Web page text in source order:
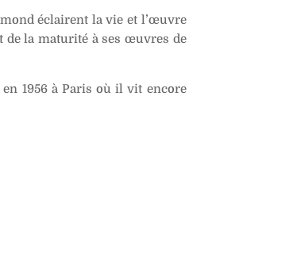
éclairent la vie et l’œuvre
de la maturité à ses œuvres de
1956 à Paris où il vit encore